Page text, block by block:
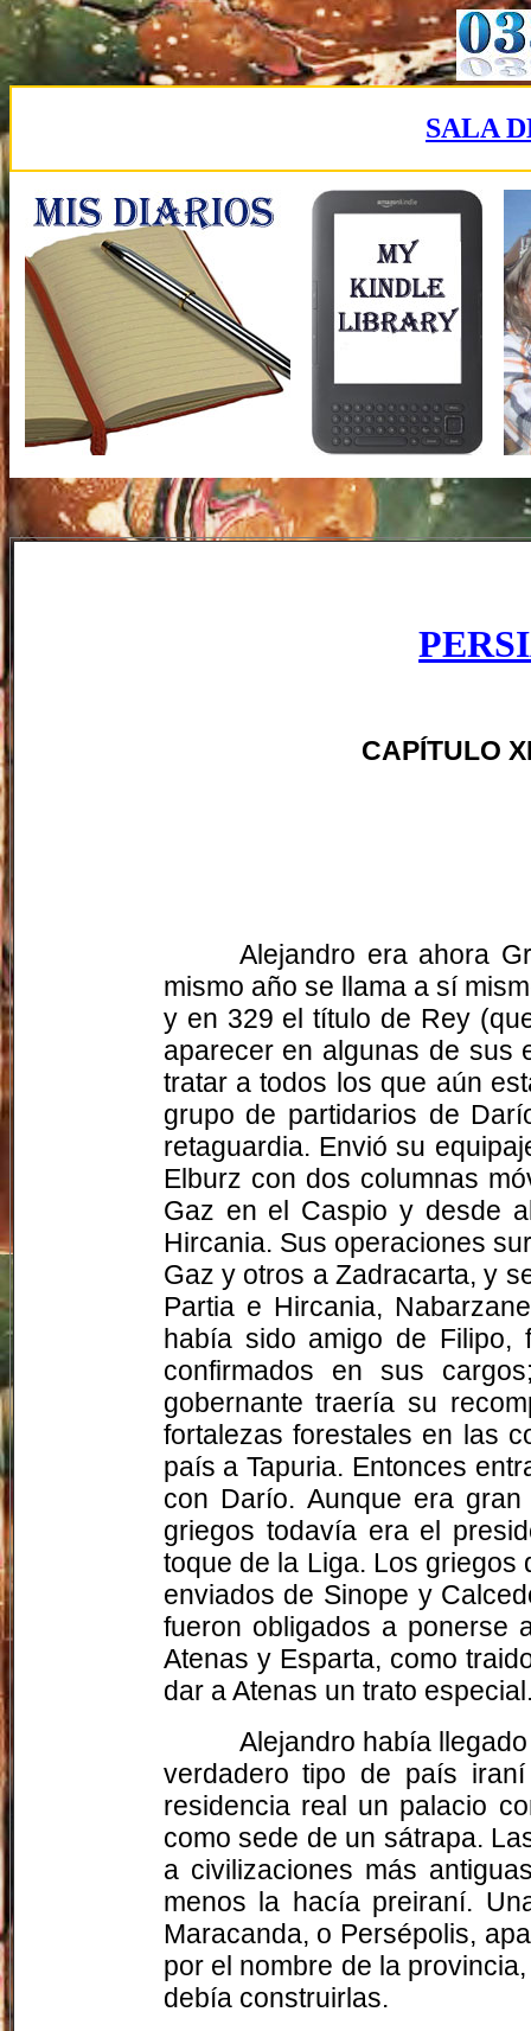
SALA
CAPÍTULO
Alejandro era ahora
mismo año se llama a sí
y en 329 el título de Rey
aparecer en algunas de sus
tratar a todos los que aún
grupo de partidarios de
retaguardia. Envió su
Elburz con dos columnas
Gaz en el Caspio y desde
Hircania. Sus operaciones
Gaz y otros aZadracarta, y
Partia e Hircania,
había sido amigo de
confirmados en sus
gobernante traería su
fortalezas forestales en las
país aTapuria. Entonces
con Darío. Aunque era
griegos todavía era el
toque de la Liga. Los
enviados de Sinope y
fueron obligados a ponerse
Atenas y Esparta, como
dar a Atenas un trato
Alejandro había
verdadero tipo de país
residencia real un palacio
como sede de un sátrapa.
a civilizaciones más
menos la hacía preiraní.
Maracanda, o Persépolis,
por el nombre de la
debía construirlas.